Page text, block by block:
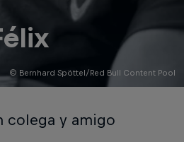
© Bernhard Spöttel/Red Bull Content Pool
colega y amigo